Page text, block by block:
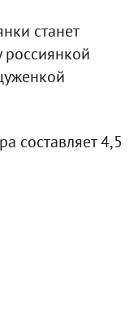
станет
составляет 4,5